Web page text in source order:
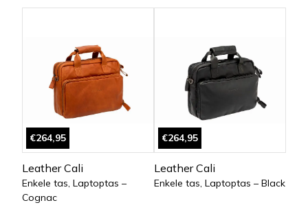
€264,95
Leather Cali
Enkele tas, Laptoptas –
Cognac
€264,95
Leather Cali
Enkele tas, Laptoptas – Black